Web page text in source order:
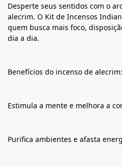
Desperte seus sentidos com o
alecrim. O Kit de Incensos
quem busca mais foco,
dia a dia.
Benefícios do incenso de alecrim:
Estimula a mente e melhora a
Purifica ambientes e afasta